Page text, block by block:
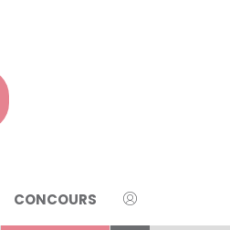
CONCOURS